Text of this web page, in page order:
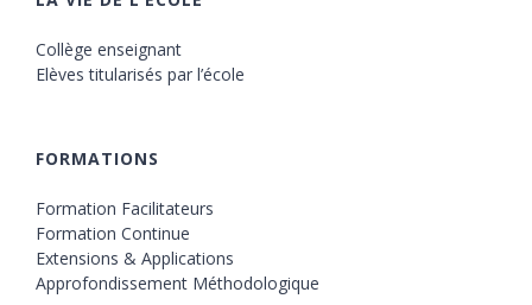
Collège enseignant
Elèves titularisés par l’école
FORMATIONS
Formation Facilitateurs
Formation Continue
Extensions & Applications
Approfondissement Méthodologique